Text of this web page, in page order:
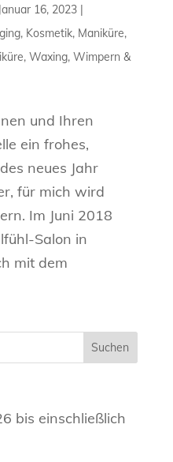
16, 2023|
, Kosmetik, Maniküre,
, Waxing, Wimpern &
und Ihren
ein frohes,
neues Jahr
für mich wird
Im Juni 2018
Salon in
mit dem
bis einschließlich